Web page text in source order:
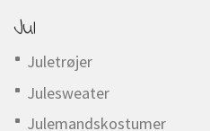
Jul
Juletrøjer
Julesweater
Julemandskostumer